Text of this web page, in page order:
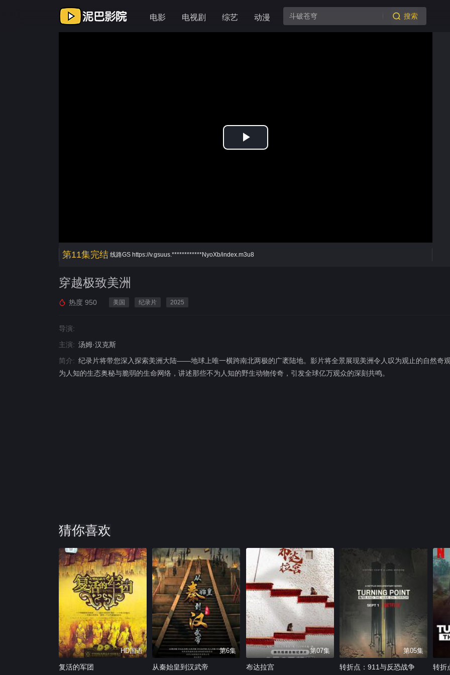
电影 电视剧 综艺 动漫 搜索
Play
第11集完结 线路GS https://v.gsuus.************NyoXb/index.m3u8
穿越极致美洲
热度 950 美国 纪录片 2025
导演:
主演: 汤姆·汉克斯
简介: 纪录片将带您深入探索美洲大陆——地球上唯一横跨南北两极的广袤陆地。影片将全景展现美洲令人叹为观止的自然奇
为人知的生态奥秘与脆弱的生命网络，讲述那些不为人知的野生动物传奇，引发全球亿万观众的深刻共鸣。
猜你喜欢
HD国语
复活的军团
第6集
从秦始皇到汉武帝
第07集
布达拉宫
第05集
转折点：911与反恐战争 转折